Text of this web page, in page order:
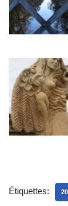
Étiquettes: